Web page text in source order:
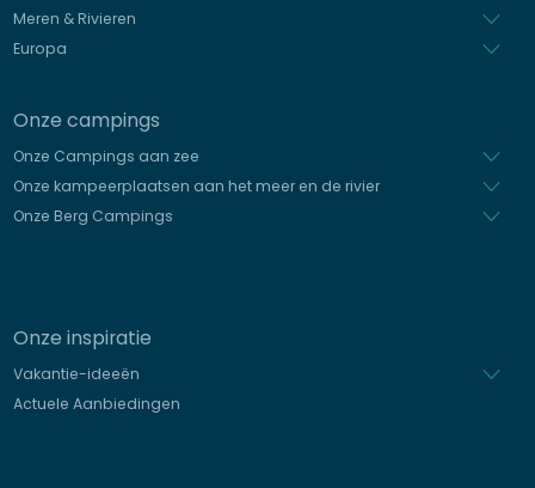
Meren & Rivieren
Europa
Onze campings
Onze Campings aan zee
Onze kampeerplaatsen aan het meer en de rivier
Onze Berg Campings
Onze inspiratie
Vakantie-ideeën
Actuele Aanbiedingen